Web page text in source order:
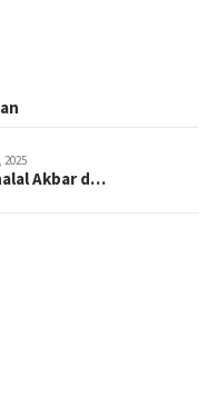
2025
Akbar d…